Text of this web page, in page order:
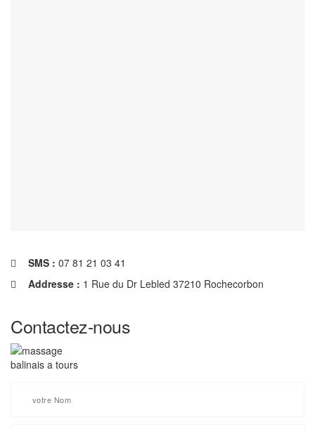
SMS : 07 81 21 03 41
Addresse : 1 Rue du Dr Lebled 37210 Rochecorbon
Contactez-nous